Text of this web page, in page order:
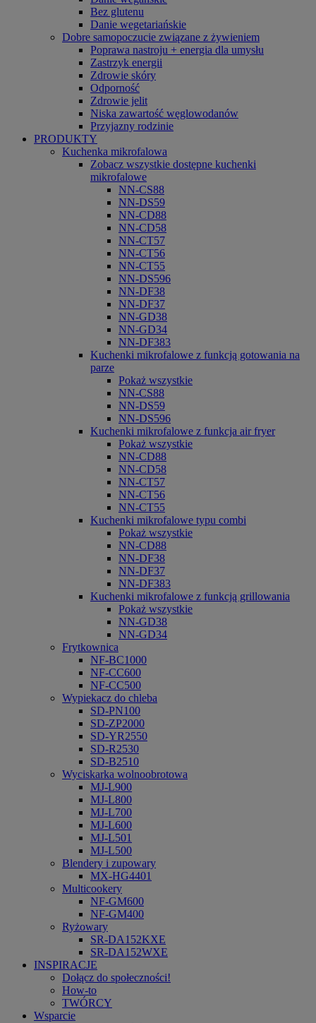
Bez glutenu
Danie wegetariańskie
Dobre samopoczucie związane z żywieniem
Poprawa nastroju + energia dla umysłu
Zastrzyk energii
Zdrowie skóry
Odporność
Zdrowie jelit
Niska zawartość węglowodanów
Przyjazny rodzinie
PRODUKTY
Kuchenka mikrofalowa
Zobacz wszystkie dostępne kuchenki
mikrofalowe
NN-CS88
NN-DS59
NN-CD88
NN-CD58
NN-CT57
NN-CT56
NN-CT55
NN-DS596
NN-DF38
NN-DF37
NN-GD38
NN-GD34
NN-DF383
Kuchenki mikrofalowe z funkcją gotowania na
parze
Pokaż wszystkie
NN-CS88
NN-DS59
NN-DS596
Kuchenki mikrofalowe z funkcja air fryer
Pokaż wszystkie
NN-CD88
NN-CD58
NN-CT57
NN-CT56
NN-CT55
Kuchenki mikrofalowe typu combi
Pokaż wszystkie
NN-CD88
NN-DF38
NN-DF37
NN-DF383
Kuchenki mikrofalowe z funkcją grillowania
Pokaż wszystkie
NN-GD38
NN-GD34
Frytkownica
NF-BC1000
NF-CC600
NF-CC500
Wypiekacz do chleba
SD-PN100
SD-ZP2000
SD-YR2550
SD-R2530
SD-B2510
Wyciskarka wolnoobrotowa
MJ-L900
MJ-L800
MJ-L700
MJ-L600
MJ-L501
MJ-L500
Blendery i zupowary
MX-HG4401
Multicookery
NF-GM600
NF-GM400
Ryżowary
SR-DA152KXE
SR-DA152WXE
INSPIRACJE
Dołącz do społeczności!
How-to
TWÓRCY
Wsparcie